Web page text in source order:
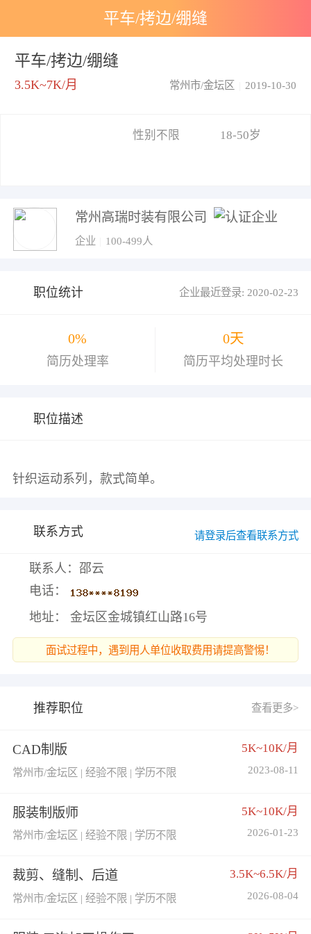
平车/拷边/绷缝
平车/拷边/绷缝
3.5K~7K/月 2019-10-30
常州市/金坛区
性别不限 18-50岁
常州高瑞时装有限公司
企业 100-499人
职位统计 企业最近登录: 2020-02-23
0%
简历处理率
0天
简历平均处理时长
职位描述
联系方式 请登录后查看联系方式
联系人：邵云
电话：
地址： 金坛区金城镇红山路16号
面试过程中，遇到用人单位收取费用请提高警惕！
推荐职位 查看更多>
CAD制版 5K~10K/月
常州市/金坛区 | 经验不限 | 学历不限 2023-08-11
服装制版师 5K~10K/月
常州市/金坛区 | 经验不限 | 学历不限 2026-01-23
裁剪、缝制、后道 3.5K~6.5K/月
常州市/金坛区 | 经验不限 | 学历不限 2026-08-04